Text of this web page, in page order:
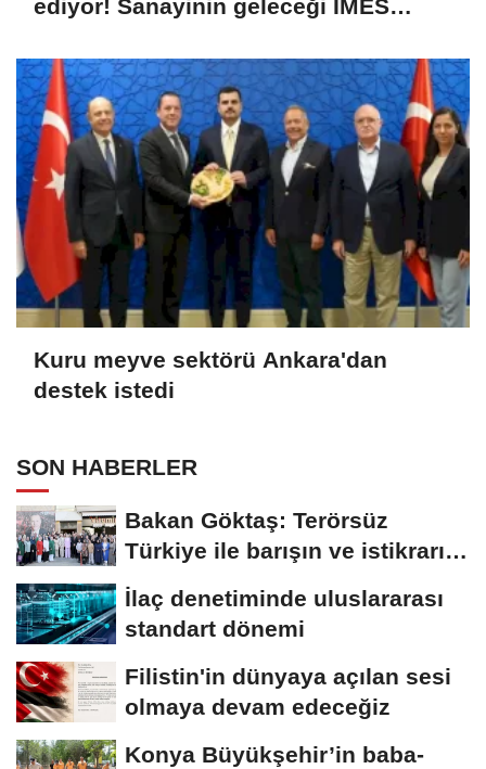
ediyor! Sanayinin geleceği İMES
Kuru meyve sektörü Ankara'dan
destek istedi
SON HABERLER
Bakan Göktaş: Terörsüz
Türkiye ile barışın ve istikrarın
güçlendiği...
İlaç denetiminde uluslararası
standart dönemi
Filistin'in dünyaya açılan sesi
olmaya devam edeceğiz
Konya Büyükşehir’in baba-